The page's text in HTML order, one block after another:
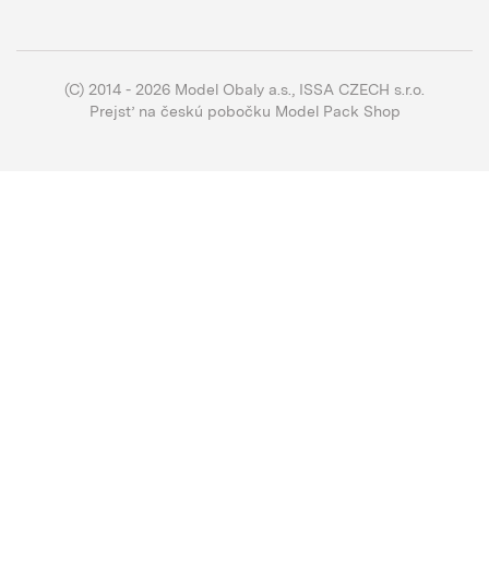
(C) 2014 - 2026 Model Obaly a.s., ISSA CZECH s.r.o.
Prejsť na českú pobočku Model Pack Shop